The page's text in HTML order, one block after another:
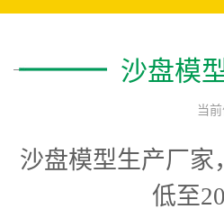
沙盘模
当前
沙盘模型生产厂家
低至